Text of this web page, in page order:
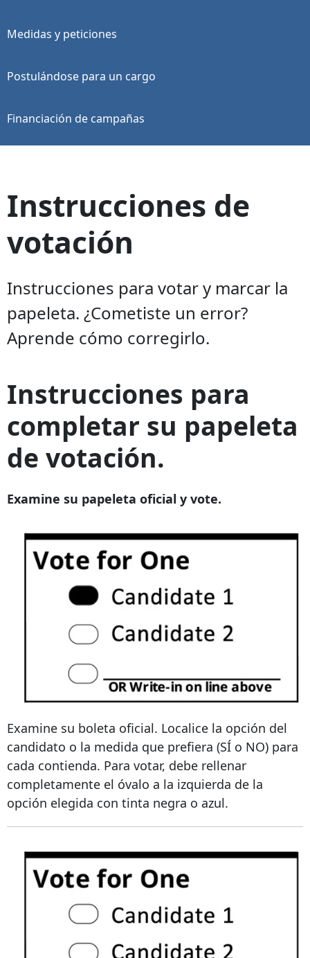
Medidas y peticiones
Postulándose para un cargo
Financiación de campañas
Instrucciones de
votación
Instrucciones para votar y marcar la
papeleta. ¿Cometiste un error?
Aprende cómo corregirlo.
Instrucciones para
completar su papeleta
de votación.
Examine su papeleta oficial y vote.
Examine su boleta oficial. Localice la opción del
candidato o la medida que prefiera (SÍ o NO) para
cada contienda. Para votar, debe rellenar
completamente el óvalo a la izquierda de la
opción elegida con tinta negra o azul.